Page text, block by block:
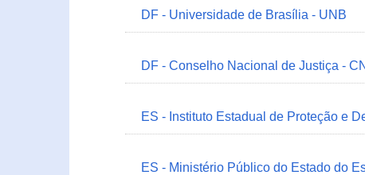
DF - Universidade de Brasília - UNB
DF - Conselho Nacional de Justiça -
ES - Instituto Estadual de Proteção e
ES - Ministério Público do Estado do